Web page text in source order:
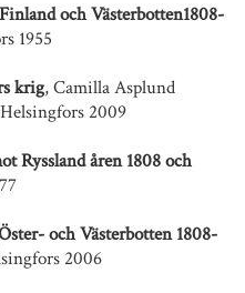
och Västerbotten1808-
1955
krig, Camilla Asplund
2009
Ryssland åren 1808 och
och Västerbotten 1808-
2006